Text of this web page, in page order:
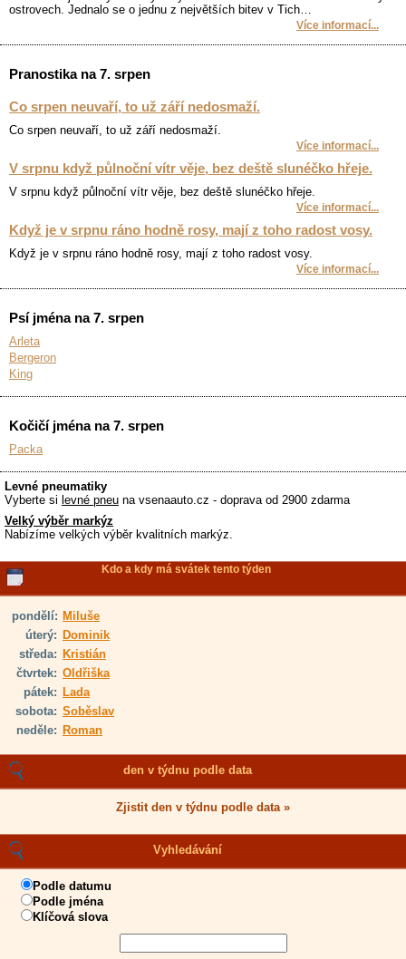
ostrovech. Jednalo se o jednu z největších bitev v Tich…
Více informací...
Pranostika na 7. srpen
Co srpen neuvaří, to už září nedosmaží.
Co srpen neuvaří, to už září nedosmaží.
Více informací...
V srpnu když půlnoční vítr věje, bez deště slunéčko hřeje.
V srpnu když půlnoční vítr věje, bez deště slunéčko hřeje.
Více informací...
Když je v srpnu ráno hodně rosy, mají z toho radost vosy.
Když je v srpnu ráno hodně rosy, mají z toho radost vosy.
Více informací...
Psí jména na 7. srpen
Arleta
Bergeron
King
Kočičí jména na 7. srpen
Packa
Levné pneumatiky
Vyberte si levné pneu na vsenaauto.cz - doprava od 2900 zdarma
Velký výběr markýz
Nabízíme velkých výběr kvalitních markýz.
Kdo a kdy má svátek tento týden
pondělí: Miluše
úterý: Dominik
středa: Kristián
čtvrtek: Oldřiška
pátek: Lada
sobota: Soběslav
neděle: Roman
den v týdnu podle data
Zjistit den v týdnu podle data »
Vyhledávání
Podle datumu
Podle jména
Klíčová slova